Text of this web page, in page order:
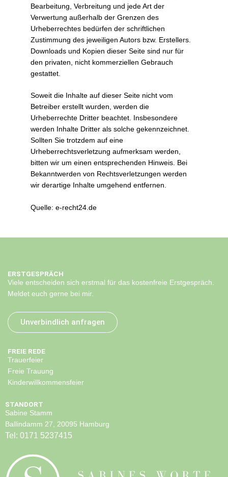
Bearbeitung, Verbreitung und jede Art der
Verwertung außerhalb der Grenzen des
Urheberrechtes bedürfen der schriftlichen
Zustimmung des jeweiligen Autors bzw. Erstellers.
Downloads und Kopien dieser Seite sind nur für
den privaten, nicht kommerziellen Gebrauch
gestattet.
Soweit die Inhalte auf dieser Seite nicht vom
Betreiber erstellt wurden, werden die
Urheberrechte Dritter beachtet. Insbesondere
werden Inhalte Dritter als solche gekennzeichnet.
Sollten Sie trotzdem auf eine
Urheberrechtsverletzung aufmerksam werden,
bitten wir um einen entsprechenden Hinweis. Bei
Bekanntwerden von Rechtsverletzungen werden
wir derartige Inhalte umgehend entfernen.
Quelle: e-recht24.de
ERSTGESPRÄCH
Viele entscheiden sich erstmal für das kostenfreie Erstgespräch.
Meldet euch gerne bei mir.
Unverbindlich anfragen
FREIE REDE
Trauerfeier
Freie Trauung
Kinderwillkommensfeier
STANDORT
Sabine Stamm
Ballindamm 27, 20095 Hamburg
Tel: 0171 5237415